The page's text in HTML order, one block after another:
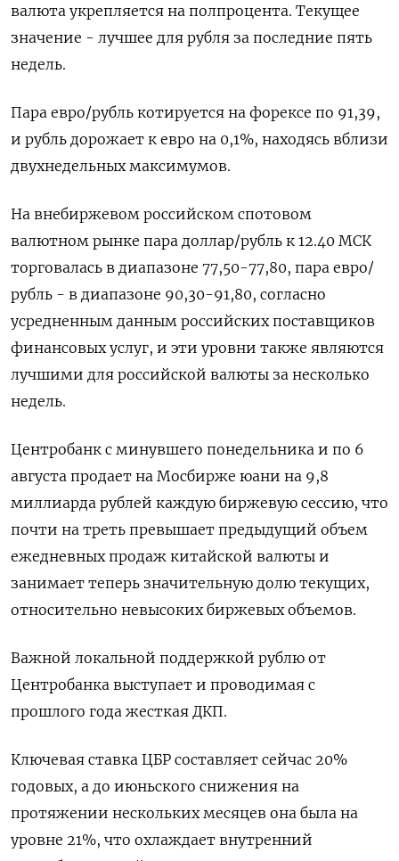
валюта укрепляется на полпроцента. Текущее
значение - лучшее для рубля за последние пять
недель.
Пара евро/рубль котируется на форексе по 91,39,
и рубль дорожает к евро на 0,1%, находясь вблизи
двухнедельных максимумов.
На внебиржевом российском спотовом
валютном рынке пара доллар/рубль к 12.40 МСК
торговалась в диапазоне 77,50-77,80, пара евро/
рубль - в диапазоне 90,30-91,80, согласно
усредненным данным российских поставщиков
финансовых услуг, и эти уровни также являются
лучшими для российской валюты за несколько
недель.
Центробанк с минувшего понедельника и по 6
августа продает на Мосбирже юани на 9,8
миллиарда рублей каждую биржевую сессию, что
почти на треть превышает предыдущий объем
ежедневных продаж китайской валюты и
занимает теперь значительную долю текущих,
относительно невысоких биржевых объемов.
Важной локальной поддержкой рублю от
Центробанка выступает и проводимая с
прошлого года жесткая ДКП.
Ключевая ставка ЦБР составляет сейчас 20%
годовых, а до июньского снижения на
протяжении нескольких месяцев она была на
уровне 21%, что охлаждает внутренний